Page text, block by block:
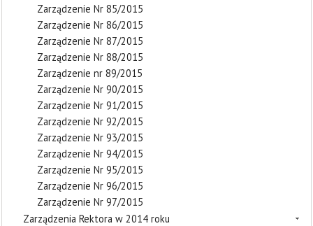
Zarządzenie Nr 85/2015
Zarządzenie Nr 86/2015
Zarządzenie Nr 87/2015
Zarządzenie Nr 88/2015
Zarządzenie nr 89/2015
Zarządzenie Nr 90/2015
Zarządzenie Nr 91/2015
Zarządzenie Nr 92/2015
Zarządzenie Nr 93/2015
Zarządzenie Nr 94/2015
Zarządzenie Nr 95/2015
Zarządzenie Nr 96/2015
Zarządzenie Nr 97/2015
Zarządzenia Rektora w 2014 roku